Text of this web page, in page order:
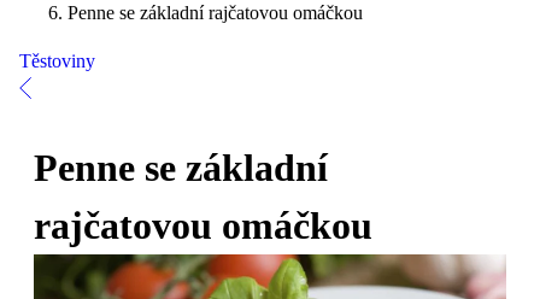
Penne se základní rajčatovou omáčkou
Těstoviny
Penne se základní
rajčatovou omáčkou